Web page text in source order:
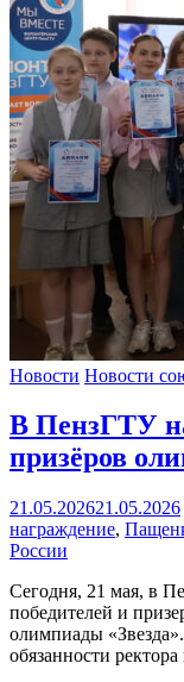
Новости Новости
В ПензГТУ
призёров
21.05.202621.05.2026
награждение,
России
Сегодня, 21 мая, в
победителей и
олимпиады
обязанности ректора